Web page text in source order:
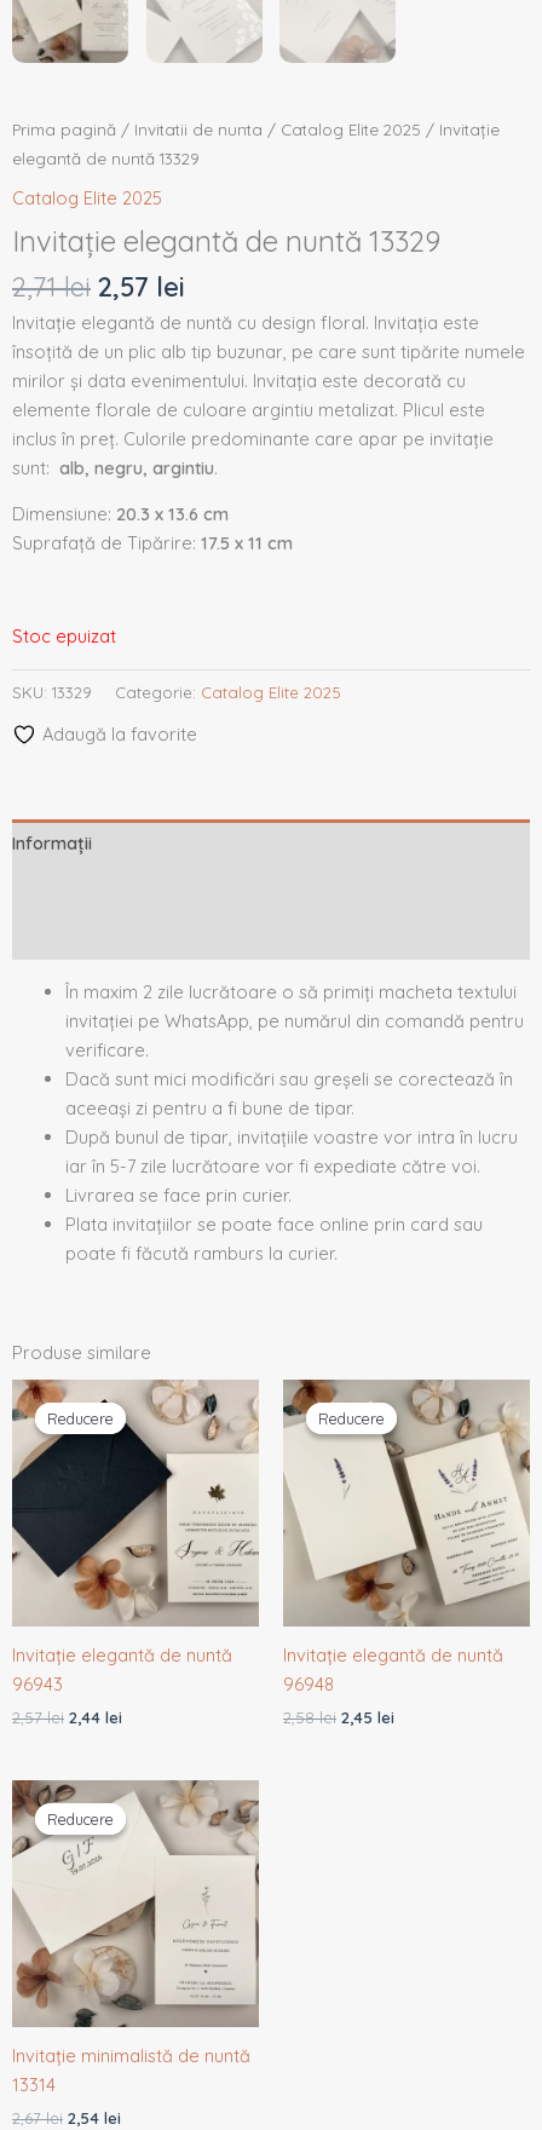
Prima pagină / Invitatii de nunta / Catalog Elite 2025 / Invitație
elegantă de nuntă 13329
Catalog Elite 2025
Invitație elegantă de nuntă 13329
2,71lei 2,57 lei
Invitație elegantă de nuntă cu design floral. Invitația este
însoțită de un plic alb tip buzunar, pe care sunt tipărite numele
mirilor și data evenimentului. Invitația este decorată cu
elemente florale de culoare argintiu metalizat. Plicul este
inclus în preț. Culorile predominante care apar pe invitație
sunt: alb, negru, argintiu.
Dimensiune: 20.3 x 13.6 cm
Suprafață de Tipărire: 17.5 x 11 cm
Stoc epuizat
SKU: 13329 Categorie: Catalog Elite 2025
Adaugă la favorite
Informații
În maxim 2 zile lucrătoare o să primiți macheta textului
invitației pe WhatsApp, pe numărul din comandă pentru
verificare.
Dacă sunt mici modificări sau greșeli se corectează în
aceeași zi pentru a fi bune de tipar.
După bunul de tipar, invitațiile voastre vor intra în lucru
iar în 5-7 zile lucrătoare vor fi expediate către voi.
Livrarea se face prin curier.
Plata invitațiilor se poate face online prin card sau
poate fi făcută ramburs la curier.
Produse similare
Reducere
Reducere
Invitație elegantă de nuntă
96943
2,57lei
inițial
a
2,44 lei
Prețul
curent
este:
2,44 lei.
Reducere
Reducere
Invitație elegantă de nuntă
96948
2,58lei
inițial
a
2,58 lei.
2,45 lei
Prețul
curent
este:
2,45 lei.
Reducere
Reducere
Invitație minimalistă de nuntă
13314
2,67lei
Prețul
inițial
a
fost:
2,67 lei.
2,54 lei
Prețul
curent
este:
2,54 lei.